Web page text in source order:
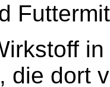
die dort